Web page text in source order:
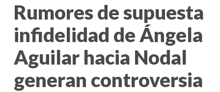
Rumores de supuesta
infidelidad de Ángela
Aguilar hacia Nodal
generan controversia